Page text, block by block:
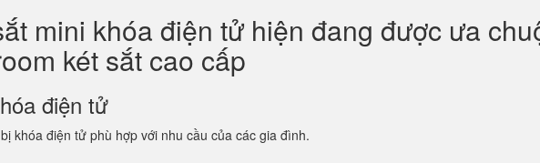
mini khóa điện tử hiện đang được ưa
két sắt cao cấp
điện tử
khóa điện tử phù hợp với nhu cầu của các gia đình.